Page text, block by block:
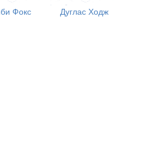
Фокс Дуглас Ходж